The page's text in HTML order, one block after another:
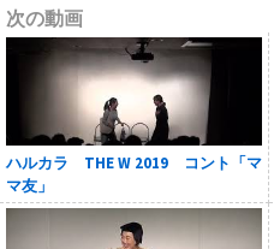
次の動画
ハルカラ THE W 2019 コント「マ
マ友」